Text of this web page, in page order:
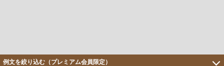
例文を絞り込む（プレミアム会員限定）